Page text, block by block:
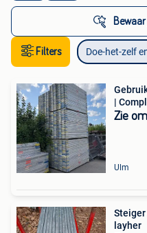
Filters Doe-het-zelf
|
Zie
Ulm
layher